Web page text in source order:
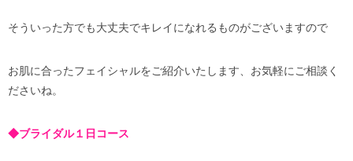
そういった方でも大丈夫でキレイになれるものがございますので
お肌に合ったフェイシャルをご紹介いたします、お気軽にご相談く
ださいね。
◆ブライダル１日コース